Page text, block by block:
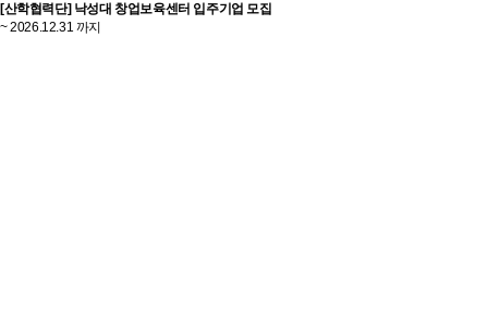
[산학협력단] 낙성대 창업보육센터 입주기업 모집
~ 2026.12.31 까지